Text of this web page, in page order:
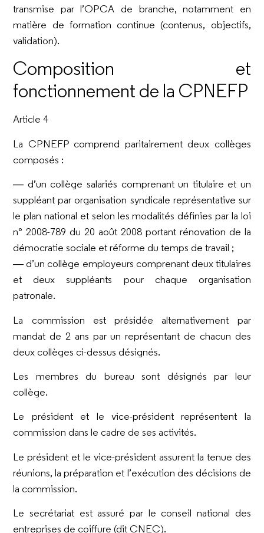
transmise par l’OPCA de branche, notamment en
matière de formation continue (contenus, objectifs,
validation).
Composition et
fonctionnement de la CPNEFP
Article 4
La CPNEFP comprend paritairement deux collèges
composés :
― d’un collège salariés comprenant un titulaire et un
suppléant par organisation syndicale représentative sur
le plan national et selon les modalités définies par la loi
n° 2008-789 du 20 août 2008 portant rénovation de la
démocratie sociale et réforme du temps de travail ;
― d’un collège employeurs comprenant deux titulaires
et deux suppléants pour chaque organisation
patronale.
La commission est présidée alternativement par
mandat de 2 ans par un représentant de chacun des
deux collèges ci-dessus désignés.
Les membres du bureau sont désignés par leur
collège.
Le président et le vice-président représentent la
commission dans le cadre de ses activités.
Le président et le vice-président assurent la tenue des
réunions, la préparation et l’exécution des décisions de
la commission.
Le secrétariat est assuré par le conseil national des
entreprises de coiffure (dit CNEC).